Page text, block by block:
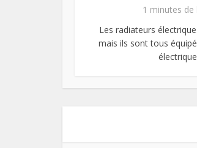
1 minutes de
Les radiateurs
mais ils sont tous
électrique